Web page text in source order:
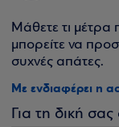
Μάθετε τι μέτρα
μπορείτε να
συχνές απάτες.
Με ενδιαφέρει η
Για τη δική